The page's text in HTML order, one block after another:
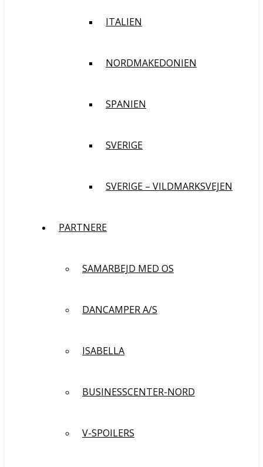
ITALIEN
NORDMAKEDONIEN
SPANIEN
SVERIGE
SVERIGE – VILDMARKSVEJEN
PARTNERE
SAMARBEJD MED OS
DANCAMPER A/S
ISABELLA
BUSINESSCENTER-NORD
V-SPOILERS